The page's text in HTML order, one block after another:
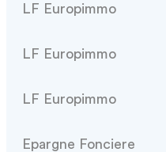
LF Europimmo
LF Europimmo
LF Europimmo
Epargne Fonciere